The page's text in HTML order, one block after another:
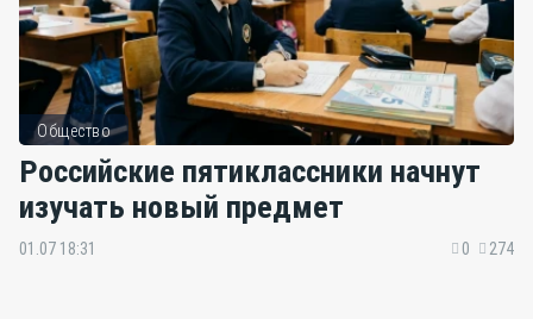
Общество
Российские пятиклассники начнут
изучать новый предмет
01.07 18:31 0 274